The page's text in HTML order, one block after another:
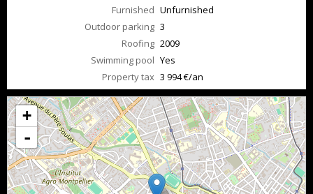
Furnished Unfurnished
Outdoor parking 3
Roofing 2009
Swimming pool Yes
Property tax 3 994 €/an
+
-